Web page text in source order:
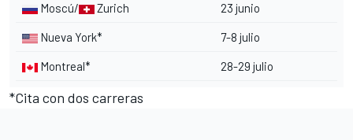
Moscú/ Zurich 23 junio
Nueva York* 7-8 julio
Montreal* 28-29 julio
*Cita con dos carreras